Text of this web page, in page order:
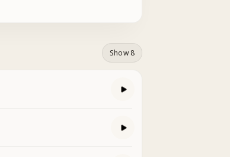
Show 8